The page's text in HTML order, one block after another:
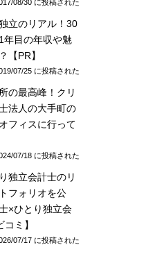
08/30 に投稿された
立のリアル！30
年目の年収や魅
【PR】
07/25 に投稿された
の最高峰！クリ
法人の大手町の
フィスに行って
07/18 に投稿された
独立会計士のリ
フォリオを公
×ひとり独立会
ミ】
07/17 に投稿された